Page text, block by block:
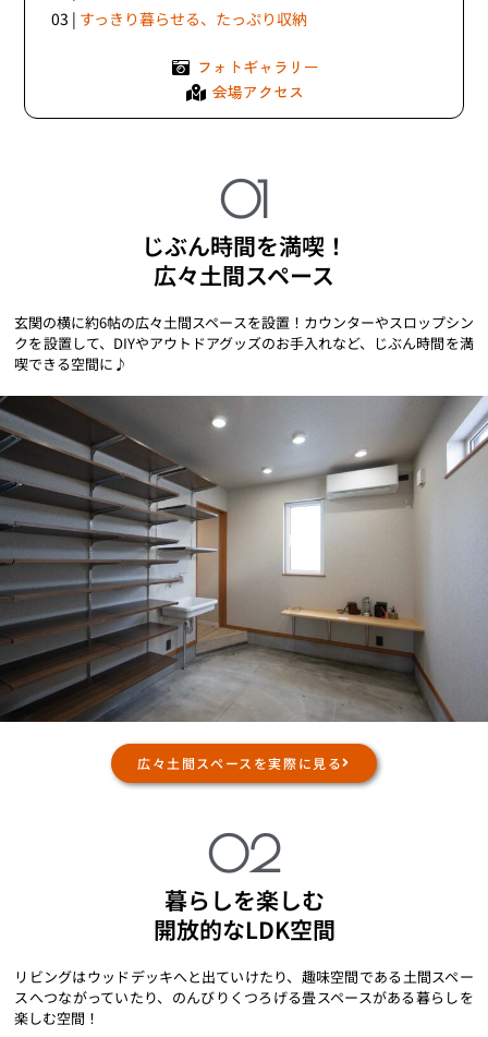
03 | すっきり暮らせる、たっぷり収納
フォトギャラリー
会場アクセス
01
じぶん時間を満喫！
広々土間スペース
玄関の横に約6帖の広々土間スペースを設置！カウンターやスロップシン
クを設置して、DIYやアウトドアグッズのお手入れなど、じぶん時間を満
喫できる空間に♪
広々土間スペースを実際に見る
02
暮らしを楽しむ
開放的なLDK空間
リビングはウッドデッキへと出ていけたり、趣味空間である土間スペー
スへつながっていたり、のんびりくつろげる畳スペースがある暮らしを
楽しむ空間！